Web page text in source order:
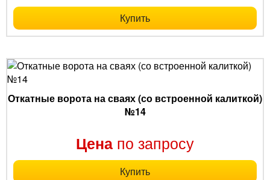
Купить
Откатные ворота на сваях (со встроенной калиткой)
№14
Цена по запросу
Купить